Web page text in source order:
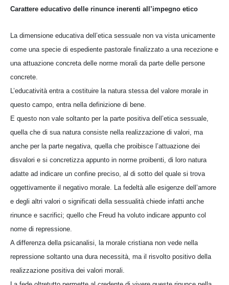
Carattere educativo delle rinunce inerenti all’impegno etico
La dimensione educativa dell’etica sessuale non va vista unicamente
come una specie di espediente pastorale finalizzato a una recezione e
una attuazione concreta delle norme morali da parte delle persone
concrete.
L’educatività entra a costituire la natura stessa del valore morale in
questo campo, entra nella definizione di bene.
E questo non vale soltanto per la parte positiva dell’etica sessuale,
quella che di sua natura consiste nella realizzazione di valori, ma
anche per la parte negativa, quella che proibisce l’attuazione dei
disvalori e si concretizza appunto in norme proibenti, di loro natura
adatte ad indicare un confine preciso, al di sotto del quale si trova
oggettivamente il negativo morale. La fedeltà alle esigenze dell’amore
e degli altri valori o significati della sessualità chiede infatti anche
rinunce e sacrifici; quello che Freud ha voluto indicare appunto col
nome di repressione.
A differenza della psicanalisi, la morale cristiana non vede nella
repressione soltanto una dura necessità, ma il risvolto positivo della
realizzazione positiva dei valori morali.